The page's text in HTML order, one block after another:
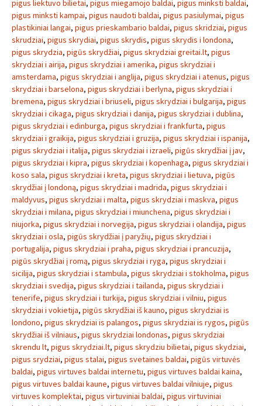
pigus liektuvo bilietai, pigus miegamojo baldai, pigus minksti baldai,
pigus minksti kampai, pigus naudoti baldai, pigus pasiulymai, pigus
plastikiniai langai, pigus prieskambario baldai, pigus skridziai, pigus
skrudziai, pigus skrydiai, pigus skrydis, pigus skrydis i londona,
pigus skrydzia, pigūs skrydžiai, pigus skrydziai greitai.lt, pigus
skrydziai i airija, pigus skrydziai i amerika, pigus skrydziai i
amsterdama, pigus skrydziai i anglija, pigus skrydziai i atenus, pigus
skrydziai i barselona, pigus skrydziai i berlyna, pigus skrydziai i
bremena, pigus skrydziai i briuseli, pigus skrydziai i bulgarija, pigus
skrydziai i cikaga, pigus skrydziai i danija, pigus skrydziai i dublina,
pigus skrydziai i edinburga, pigus skrydziai i frankfurta, pigus
skrydziai i graikija, pigus skrydziai i gruzija, pigus skrydziai i ispanija,
pigus skrydziai i italija, pigus skrydziai i izraeli, pigūs skrydžiai į jav,
pigus skrydziai i kipra, pigus skrydziai i kopenhaga, pigus skrydziai i
koso sala, pigus skrydziai i kreta, pigus skrydziai i lietuva, pigūs
skrydžiai į londoną, pigus skrydziai i madrida, pigus skrydziai i
maldyvus, pigus skrydziai i malta, pigus skrydziai i maskva, pigus
skrydziai i milana, pigus skrydziai i miunchena, pigus skrydziai i
niujorka, pigus skrydziai i norvegija, pigus skrydziai i olandija, pigus
skrydziai i osla, pigūs skrydžiai į paryžių, pigus skrydziai i
portugalija, pigus skrydziai i praha, pigus skrydziai i prancuzija,
pigūs skrydžiai į romą, pigus skrydziai i ryga, pigus skrydziai i
sicilija, pigus skrydziai i stambula, pigus skrydziai i stokholma, pigus
skrydziai i svedija, pigus skrydziai i tailanda, pigus skrydziai i
tenerife, pigus skrydziai i turkija, pigus skrydziai i vilniu, pigus
skrydziai i vokietija, pigūs skrydžiai iš kauno, pigus skrydziai is
londono, pigus skrydziai is palangos, pigus skrydziai is rygos, pigūs
skrydžiai iš vilniaus, pigus skrydziai londonas, pigus skrydziai
skrendu lt, pigus skrydziai.lt, pigus skrydziu bilietai, pigus skydziai,
pigus srydziai, pigus stalai, pigus svetaines baldai, pigūs virtuvės
baldai, pigus virtuves baldai internetu, pigus virtuves baldai kaina,
pigus virtuves baldai kaune, pigus virtuves baldai vilniuje, pigus
virtuves komplektai, pigus virtuviniai baldai, pigus virtuviniai